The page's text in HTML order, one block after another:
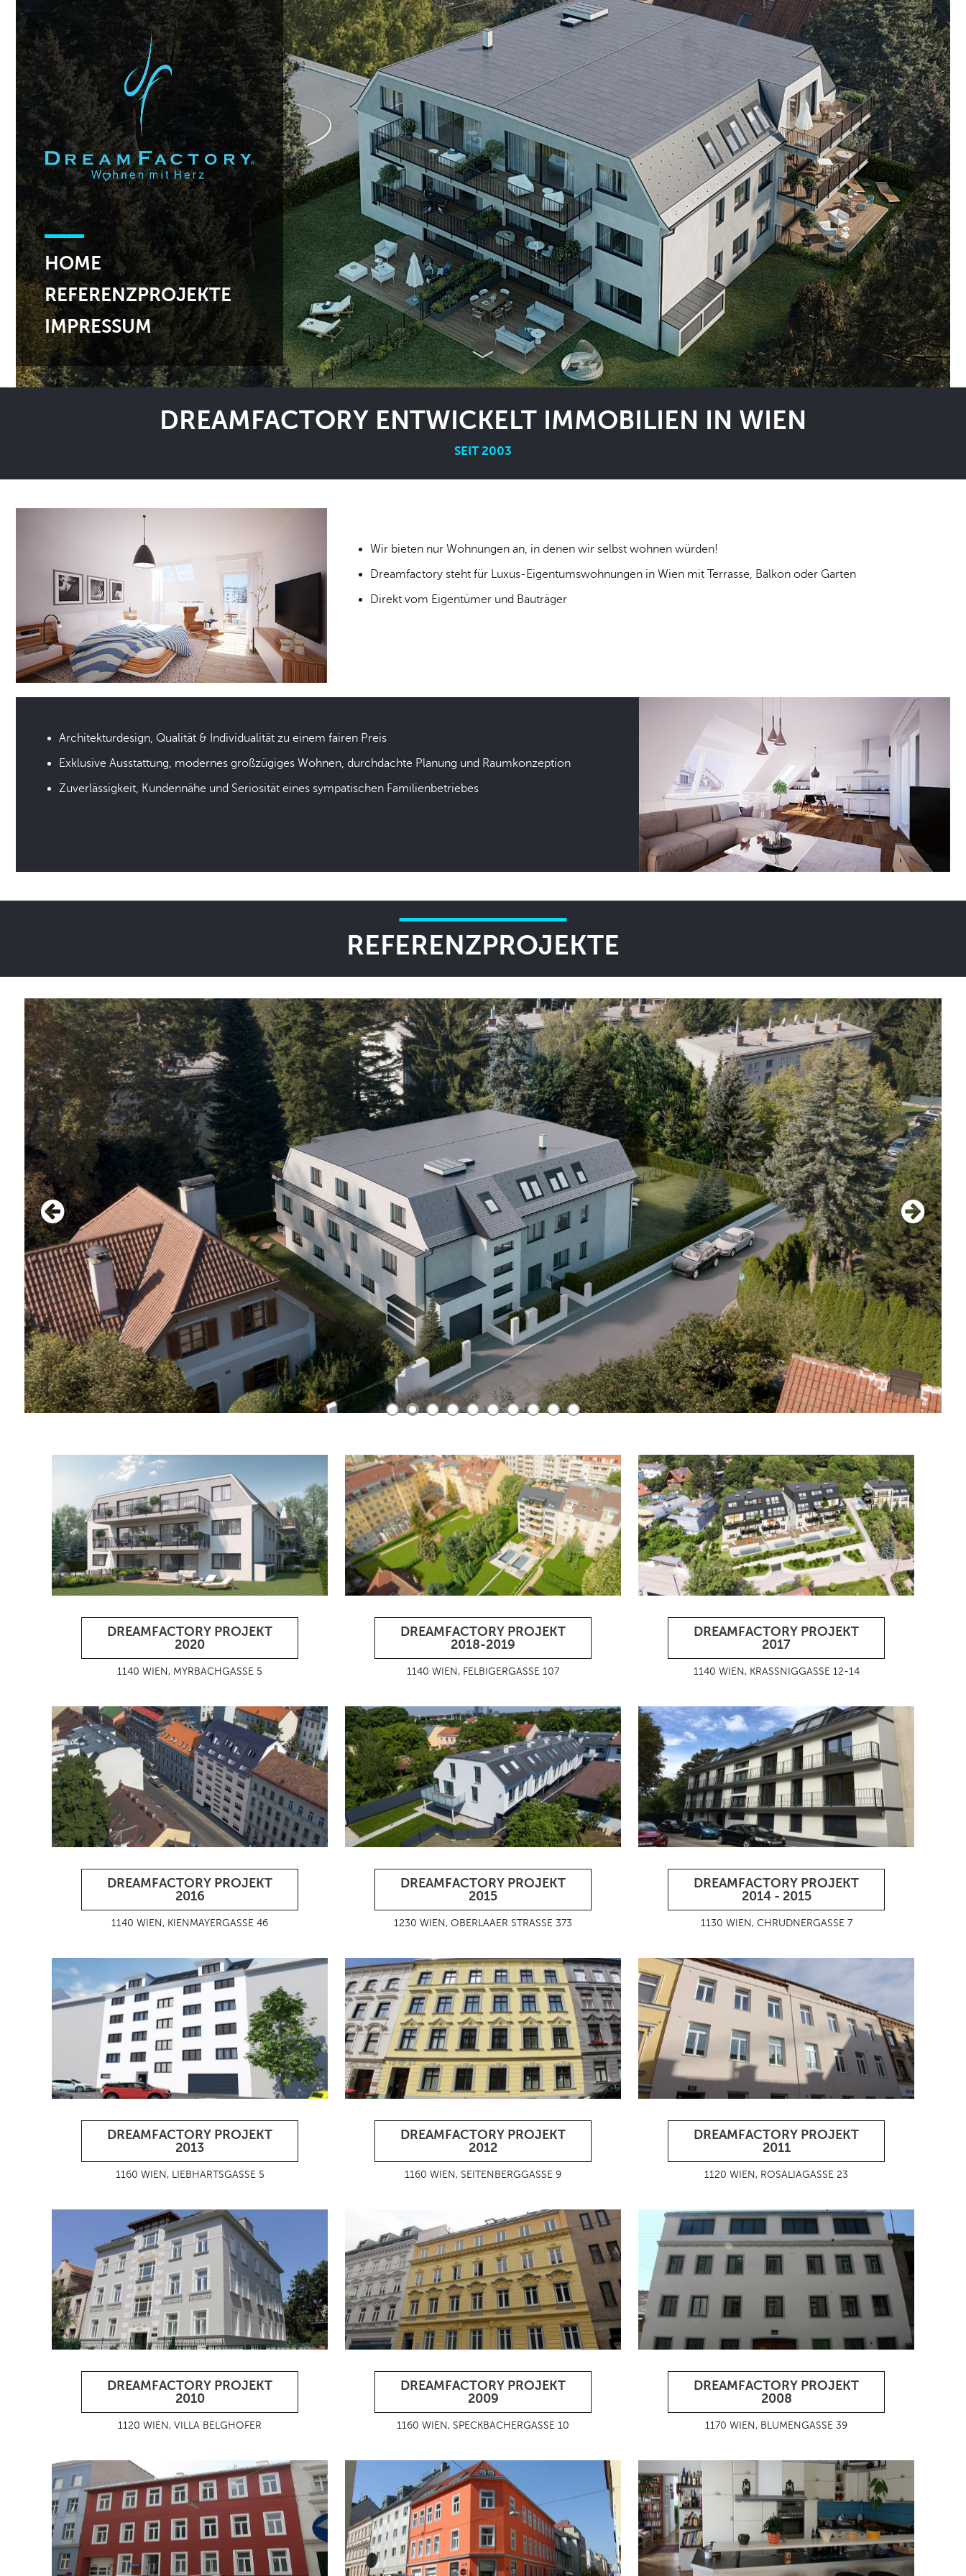
HOME
REFERENZPROJEKTE
IMPRESSUM
DREAMFACTORY ENTWICKELT IMMOBILIEN IN WIEN
SEIT 2003
Wir bieten nur Wohnungen an, in denen wir selbst wohnen würden!
Dreamfactory steht für Luxus-Eigentumswohnungen in Wien mit Terrasse, Balkon oder Garten
Direkt vom Eigentümer und Bauträger
Architekturdesign, Qualität & Individualität zu einem fairen Preis
Exklusive Ausstattung, modernes großzügiges Wohnen, durchdachte Planung und Raumkonzeption
Zuverlässigkeit, Kundennähe und Seriosität eines sympatischen Familienbetriebes
REFERENZPROJEKTE
DREAMFACTORY PROJEKT
2020
1140 WIEN, MYRBACHGASSE 5
DREAMFACTORY PROJEKT
2018-2019
1140 WIEN, FELBIGERGASSE 107
DREAMFACTORY PROJEKT
2017
1140 WIEN, KRASSNIGGASSE 12-14
DREAMFACTORY PROJEKT
2016
1140 WIEN, KIENMAYERGASSE 46
DREAMFACTORY PROJEKT
2015
1230 WIEN, OBERLAAER STRASSE 373
DREAMFACTORY PROJEKT
2014 - 2015
1130 WIEN, CHRUDNERGASSE 7
DREAMFACTORY PROJEKT
2013
1160 WIEN, LIEBHARTSGASSE 5
DREAMFACTORY PROJEKT
2012
1160 WIEN, SEITENBERGGASSE 9
DREAMFACTORY PROJEKT
2011
1120 WIEN, ROSALIAGASSE 23
DREAMFACTORY PROJEKT
2010
1120 WIEN, VILLA BELGHOFER
DREAMFACTORY PROJEKT
2009
1160 WIEN, SPECKBACHERGASSE 10
DREAMFACTORY PROJEKT
2008
1170 WIEN, BLUMENGASSE 39